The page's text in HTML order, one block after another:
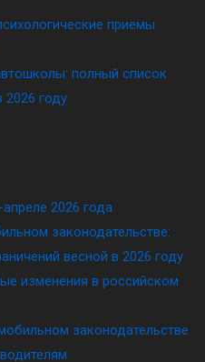
приемы
полный список
2026 году
2026 года
законодательстве:
весной в 2026 году
изменения в российском
законодательстве